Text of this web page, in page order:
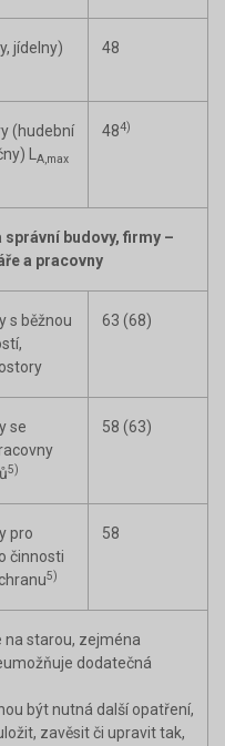
jídelny)
48
(hudební
L
A,max
484)
budovy, firmy –
a pracovny
s běžnou
63 (68)
se
5)
58 (63)
pro
činnosti
5)
58
na starou, zejména
dodatečná
být nutná další opatření,
zavěsit či upravit tak,